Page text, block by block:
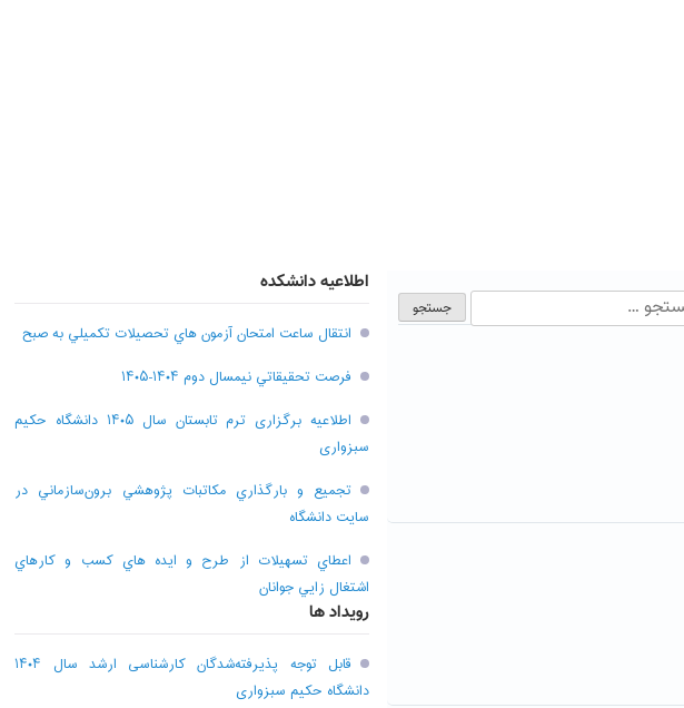
اطلاعیه دانشکده
انتقال ساعت امتحان آزمون هاي تحصيلات تکميلي به صبح
فرصت تحقيقاتي نیمسال دوم ۱۴۰۴-۱۴۰۵
اطلاعیه برگزاری ترم تابستان سال ۱۴۰۵ دانشگاه حکیم
سبزواری
تجميع و بارگذاري مکاتبات پژوهشي برون‌سازماني در
سايت دانشگاه
اعطاي تسهيلات از طرح و ايده هاي کسب و کارهاي
اشتغال زايي جوانان
رویداد ها
قابل توجه پذیرفته‌شدگان کارشناسی ارشد سال ۱۴۰۴
دانشگاه حکیم سبزواری